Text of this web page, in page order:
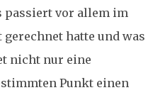
passiert vor allem im
hatte und was
nicht nur eine
Punkt einen